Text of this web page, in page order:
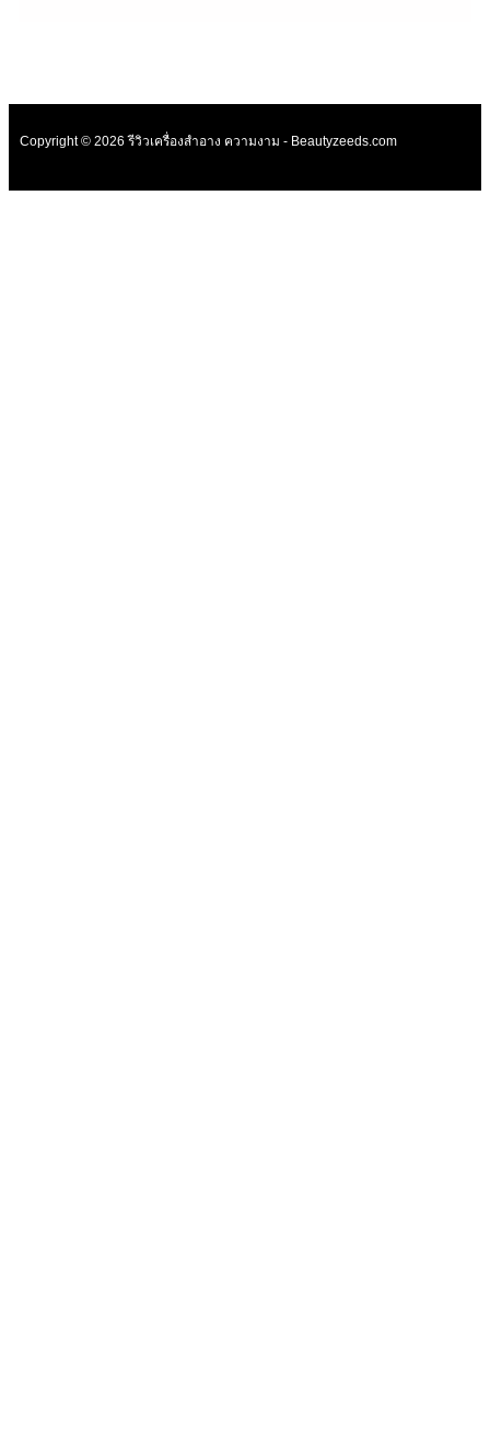
Copyright © 2026 รีวิวเครื่องสำอาง ความงาม - Beautyzeeds.com